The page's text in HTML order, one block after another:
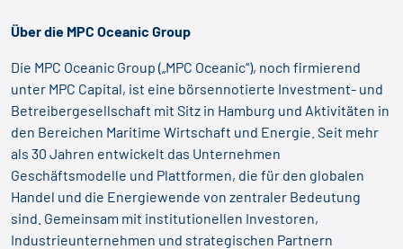
Über die MPC Oceanic Group
Die MPC Oceanic Group („MPC Oceanic“), noch firmierend
unter MPC Capital, ist eine börsennotierte Investment- und
Betreibergesellschaft mit Sitz in Hamburg und Aktivitäten in
den Bereichen Maritime Wirtschaft und Energie. Seit mehr
als 30 Jahren entwickelt das Unternehmen
Geschäftsmodelle und Plattformen, die für den globalen
Handel und die Energiewende von zentraler Bedeutung
sind. Gemeinsam mit institutionellen Investoren,
Industrieunternehmen und strategischen Partnern